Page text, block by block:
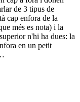
de 3 tipus de
cap enfora de la
més es nota) i la
n'hi ha dues: la
en un petit